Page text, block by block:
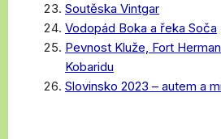
Soutěska Vintgar
Vodopád Boka a řeka Soča
Pevnost Kluže, Fort
Kobaridu
Slovinsko 2023 – autem a